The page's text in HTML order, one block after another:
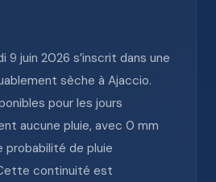
9 juin 2026 s’inscrit dans une
sèche à Ajaccio.
pour les jours
aucune pluie, avec 0 mm
probabilité de pluie
continuité est